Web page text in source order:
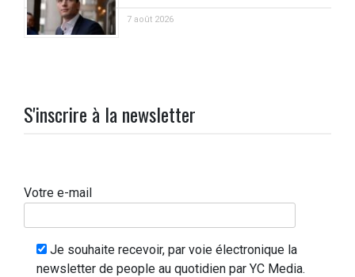
7 août 2026
S'inscrire à la newsletter
Votre e-mail
Je souhaite recevoir, par voie électronique la
newsletter de people au quotidien par YC Media.